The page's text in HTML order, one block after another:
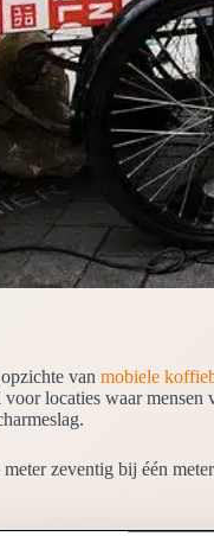
van mobiele
locaties waar
zeventig bij één